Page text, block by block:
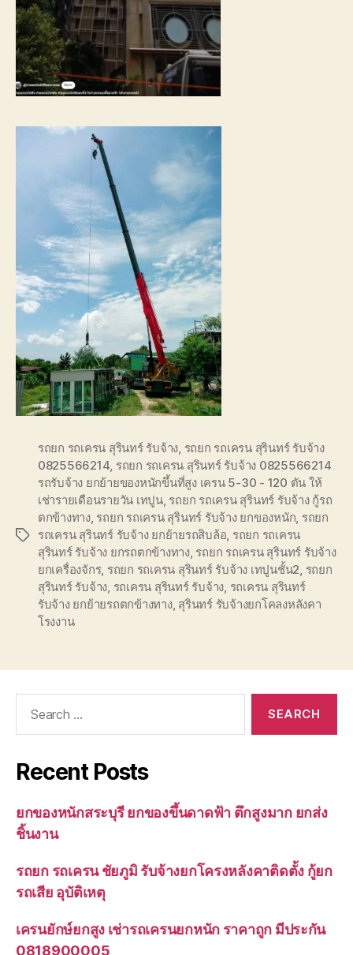
Tags
รถยก รถเครน สุรินทร์ รับจ้าง, รถยก รถเครน สุรินทร์ รับจ้าง
0825566214, รถยก รถเครน สุรินทร์ รับจ้าง 0825566214
รถรับจ้าง ยกย้ายของหนักขึ้นที่สูง เครน 5-30 - 120 ตัน ให้
เช่ารายเดือนรายวัน เทปูน, รถยก รถเครน สุรินทร์ รับจ้าง กู้รถ
ตกข้างทาง, รถยก รถเครน สุรินทร์ รับจ้าง ยกของหนัก, รถยก
รถเครน สุรินทร์ รับจ้าง ยกย้ายรถสิบล้อ, รถยก รถเครน
สุรินทร์ รับจ้าง ยกรถตกข้างทาง, รถยก รถเครน สุรินทร์ รับจ้าง
ยกเครื่องจักร, รถยก รถเครน สุรินทร์ รับจ้าง เทปูนชั้น2, รถยก
สุรินทร์ รับจ้าง, รถเครน สุรินทร์ รับจ้าง, รถเครน สุรินทร์
รับจ้าง ยกย้ายรถตกข้างทาง, สุรินทร์ รับจ้างยกโคลงหลังคา
โรงงาน
Recent Posts
ยกของหนักสระบุรี ยกของขึ้นดาดฟ้า ตึกสูงมาก ยกส่ง
ชิ้นงาน
รถยก รถเครน ชัยภูมิ รับจ้างยกโครงหลังคาติดตั้ง กู้ยก
รถเสีย อุบัติเหตุ
เครนยักษ์ยกสูง เช่ารถเครนยกหนัก ราคาถูก มีประกัน
0818900005